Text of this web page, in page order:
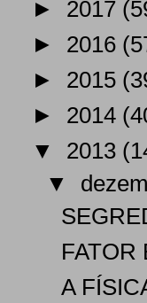
► 2017
► 2016
► 2015
► 2014
▼ 2013
▼
FATOR
A